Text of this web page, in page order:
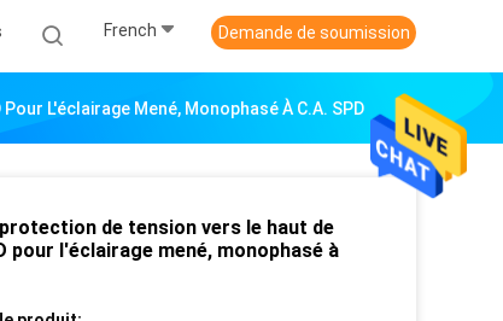
French Demande de soumission
L'éclairage Mené, Monophasé À C.A. SPD
de tension vers le haut de
pour l'éclairage mené, monophasé à